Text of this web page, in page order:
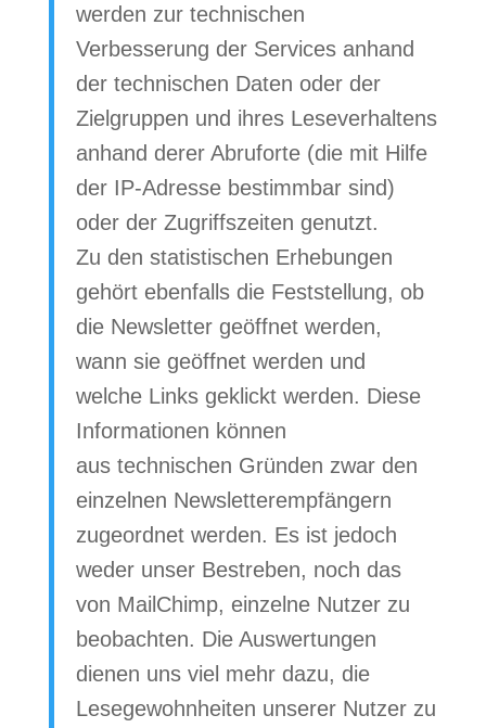
werden zur technischen
Verbesserung der Services anhand
der technischen Daten oder der
Zielgruppen und ihres Leseverhaltens
anhand derer Abruforte (die mit Hilfe
der IP-Adresse bestimmbar sind)
oder der Zugriffszeiten genutzt.
Zu den statistischen Erhebungen
gehört ebenfalls die Feststellung, ob
die Newsletter geöffnet werden,
wann sie geöffnet werden und
welche Links geklickt werden. Diese
Informationen können
aus technischen Gründen zwar den
einzelnen Newsletterempfängern
zugeordnet werden. Es ist jedoch
weder unser Bestreben, noch das
von MailChimp, einzelne Nutzer zu
beobachten. Die Auswertungen
dienen uns viel mehr dazu, die
Lesegewohnheiten unserer Nutzer zu